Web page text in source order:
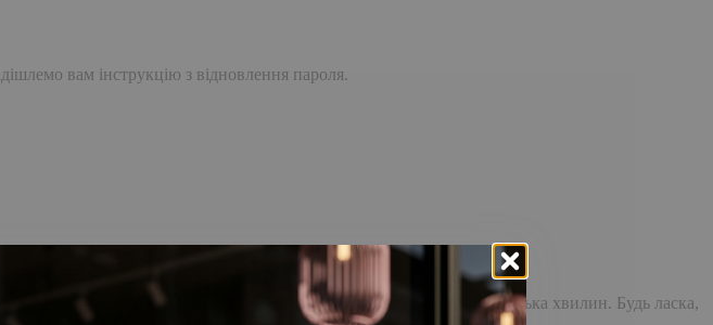
вам інструкцію з відновлення пароля.
облікового запису, доставка повідомлення може зайняти кілька хвилин. Будь ласка,